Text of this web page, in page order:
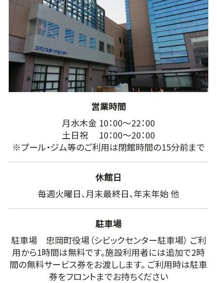
営業時間
月水木金 10：00～22：00
土日祝 10：00～20：00
※プール・ジム等のご利用は閉館時間の15分前まで
休館日
毎週火曜日、月末最終日、年末年始 他
駐車場
駐車場 忠岡町役場（シビックセンター駐車場） ご利
用から1時間は無料です。施設利用者には追加で2時
間の無料サービス券をお渡しします。 ご利用時は駐車
券をフロントまでお持ちください